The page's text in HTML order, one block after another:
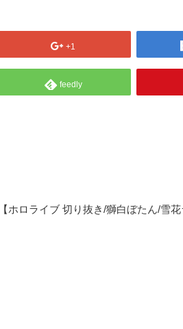
+1
feedly
ロライブ 切り抜き/獅白ぼたん/雪